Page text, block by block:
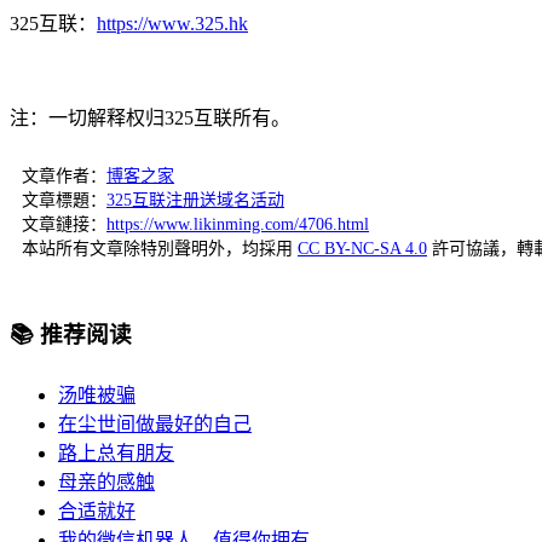
325互联： https://www.325.hk
注：一切解释权归325互联所有。
文章作者： 博客之家
文章標題： 325互联注册送域名活动
文章鏈接： https://www.likinming.com/4706.html
本站所有文章除特別聲明外，均採用 CC BY-NC-SA 4.0 許可協議，轉
📚 推荐阅读
汤唯被骗
在尘世间做最好的自己
路上总有朋友
母亲的感触
合适就好